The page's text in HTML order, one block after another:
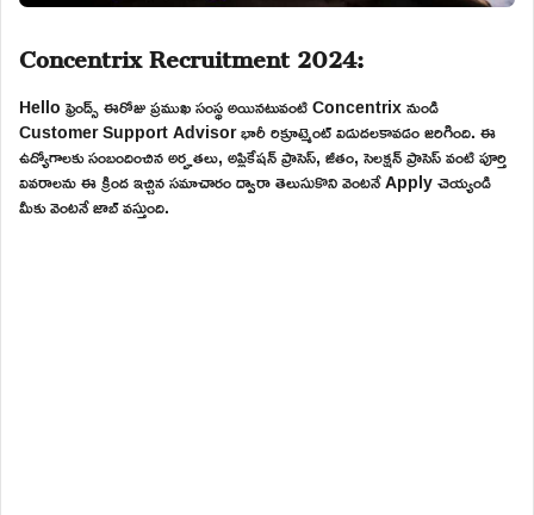
Concentrix Recruitment 2024:
Hello ఫ్రెండ్స్ ఈరోజు ప్రముఖ సంస్థ అయినటువంటి Concentrix నుండి
Customer Support Advisor భారీ రిక్రూట్మెంట్ విడుదలకావడం జరిగింది. ఈ
ఉద్యోగాలకు సంబందించిన అర్హతలు, అప్లికేషన్ ప్రాసెస్, జీతం, సెలక్షన్ ప్రాసెస్ వంటి పూర్తి
వివరాలను ఈ క్రింద ఇచ్చిన సమాచారం ద్వారా తెలుసుకొని వెంటనే Apply చెయ్యండి
మీకు వెంటనే జాబ్ వస్తుంది.